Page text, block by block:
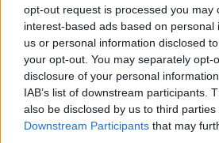
opt-out request is processed you may
interest-based ads based on personal
us or personal information disclosed
your opt-out. You may separately opt-
disclosure of your personal
IAB’s list of downstream participants.
also be disclosed by us to third parties
Downstream Participants that may
Országos hírek
A lakosságra is
szúnyoginvázió